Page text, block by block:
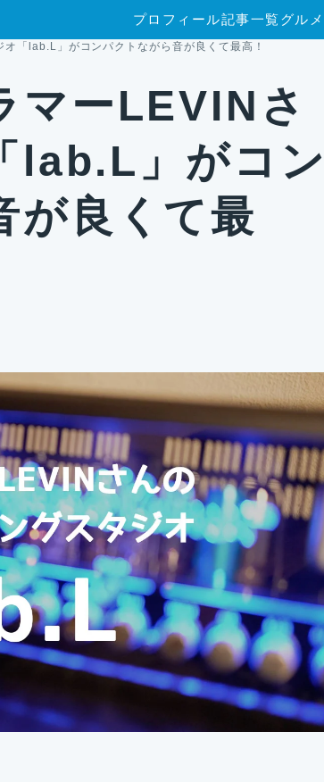
プロフィール記事一覧グルメ
「lab.L」がコンパクトながら音が良くて最高！
マーLEVINさ
lab.L」がコン
が良くて最